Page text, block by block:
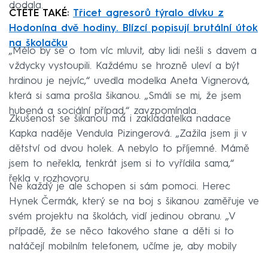
dodala.
ČTĚTE TAKÉ: Třicet agresorů týralo dívku z
Hodonína dvě hodiny. Blízcí popisují brutální útok
na školačku
„Mělo by se o tom víc mluvit, aby lidi nešli s davem a
vždycky vystoupili. Každému se hrozně uleví a být
hrdinou je nejvíc,“ uvedla modelka Aneta Vignerová,
která si sama prošla šikanou. „Smáli se mi, že jsem
hubená a sociální případ,“ zavzpomínala.
Zkušenost se šikanou má i zakladatelka nadace
Kapka naděje Vendula Pizingerová. „Zažila jsem ji v
dětství od dvou holek. A nebylo to příjemné. Mámě
jsem to neřekla, tenkrát jsem si to vyřídila sama,“
řekla v rozhovoru.
Ne každý je ale schopen si sám pomoci. Herec
Hynek Čermák, který se na boj s šikanou zaměřuje ve
svém projektu na školách, vidí jedinou obranu. „V
případě, že se něco takového stane a děti si to
natáčejí mobilním telefonem, učíme je, aby mobily